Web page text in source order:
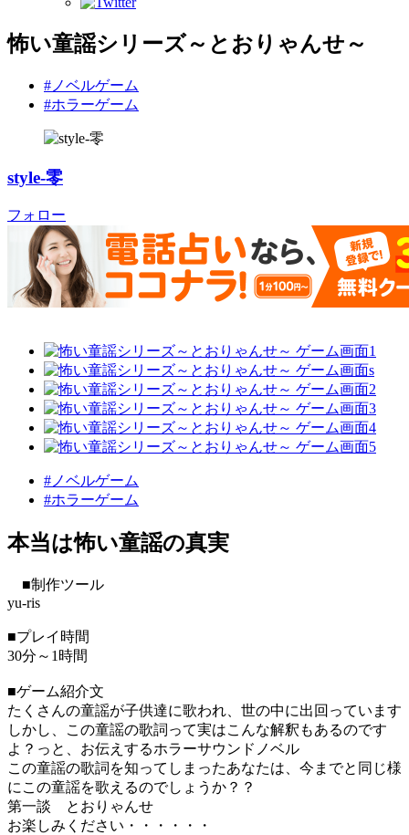
怖い童謡シリーズ～とおりゃんせ～
#ノベルゲーム
#ホラーゲーム
style-零
フォロー
#ノベルゲーム
#ホラーゲーム
本当は怖い童謡の真実
■制作ツール
yu-ris
■プレイ時間
30分～1時間
■ゲーム紹介文
たくさんの童謡が子供達に歌われ、世の中に出回っています
しかし、この童謡の歌詞って実はこんな解釈もあるのです
よ？っと、お伝えするホラーサウンドノベル
この童謡の歌詞を知ってしまったあなたは、今までと同じ様
にこの童謡を歌えるのでしょうか？？
第一談 とおりゃんせ
お楽しみください・・・・・・